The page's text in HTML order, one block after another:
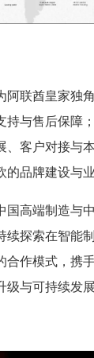
阿联酋皇家独
持与售后保障
、客户对接与
的品牌建设与
国高端制造与
续探索在智能
合作模式，携
与可持续发展